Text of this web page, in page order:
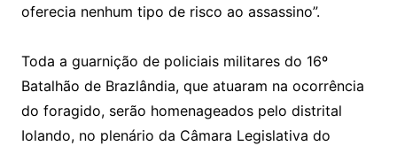
oferecia nenhum tipo de risco ao assassino”.
Toda a guarnição de policiais militares do 16º
Batalhão de Brazlândia, que atuaram na ocorrência
do foragido, serão homenageados pelo distrital
Iolando, no plenário da Câmara Legislativa do